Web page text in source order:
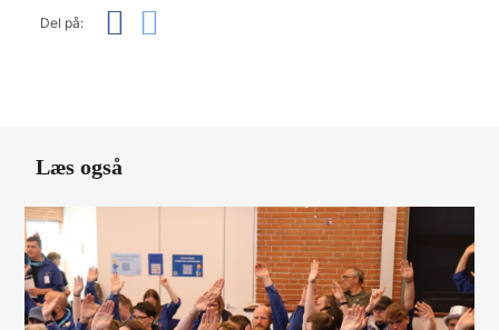
Del på:
Læs også